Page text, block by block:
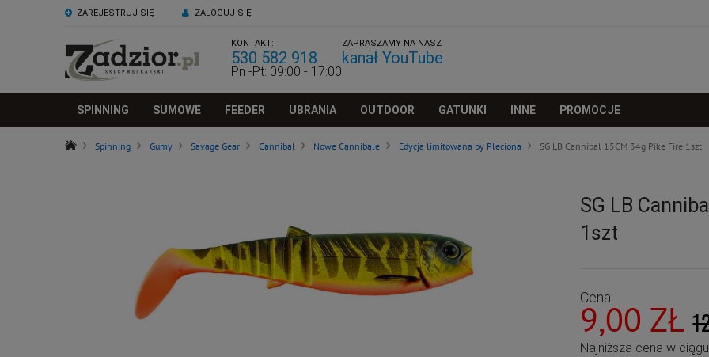
ZAREJESTRUJ SIĘ ZALOGUJ SIĘ
KONTAKT:
530 582 918
Pn -Pt: 09:00 - 17:00
ZAPRASZAMY NA NASZ
kanał YouTube
SPINNING SUMOWE FEEDER UBRANIA OUTDOOR GATUNKI INNE PROMOCJE
Spinning Gumy Savage Gear Cannibal Nowe Cannibale Edycja limitowana by Pleciona SG LB Cannibal 15CM 34g Pike Fire 1szt
SG LB
1szt
Cena:
9,00 ZŁ
Najniższa cena w